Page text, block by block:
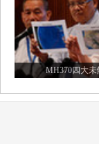
MH370四大未